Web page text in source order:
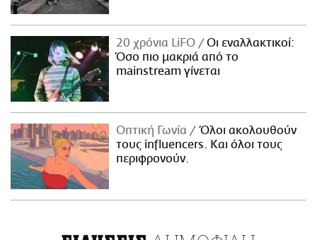
20 χρόνια LiFO
Οι εναλλακτικοί:
Όσο πιο μακριά από το
mainstream γίνεται
Οπτική Γωνία
Όλοι ακολουθούν
τους influencers. Και όλοι τους
περιφρονούν.